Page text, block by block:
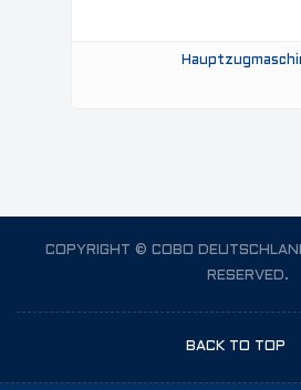
COPYRIGHT © COBO
RESERVED.
BACK TO TOP